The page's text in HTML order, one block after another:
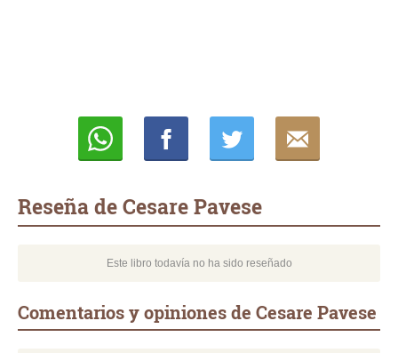
Reseña de Cesare Pavese
Este libro todavía no ha sido reseñado
Comentarios y opiniones de Cesare Pavese